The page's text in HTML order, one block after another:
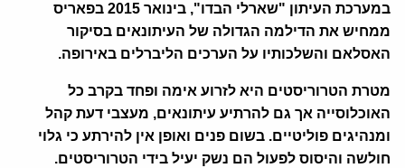
במערכת העיתון "שארלי הבדו", בינואר 2015 בפאריס
ממחיש את הדילמה הגדולה של העיתונאים בסיקור
האסלאם והשלכותיו על הערכים הליברלים באירופה.
מטרת הטרוריסטים היא לזרוע אימה ופחד בקרב כל
האוכלוסייה אך גם להרתיע עיתונאים, מעצבי דעת קהל
ומנהיגים פוליטיים. בשום פנים ואופן אין להירתע כי גלוי
חולשה והיסוס לפעול הם נשק יעיל בידי הטרוריסטים.